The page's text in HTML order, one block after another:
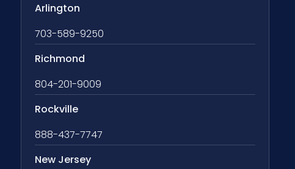
Arlington
703-589-9250
Richmond
804-201-9009
Rockville
888-437-7747
New Jersey